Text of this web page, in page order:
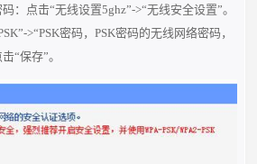
：点击“无线设置5ghz”->“无线安全设置”。
>“PSK密码，PSK密码的无线网络密码，
“保存”。